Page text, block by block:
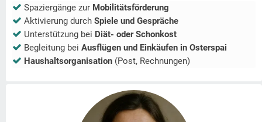
Spaziergänge zur Mobilitätsförderung
Aktivierung durch Spiele und Gespräche
Unterstützung bei Diät- oder Schonkost
Begleitung bei Ausflügen und Einkäufen in Osterspai
Haushaltsorganisation (Post, Rechnungen)